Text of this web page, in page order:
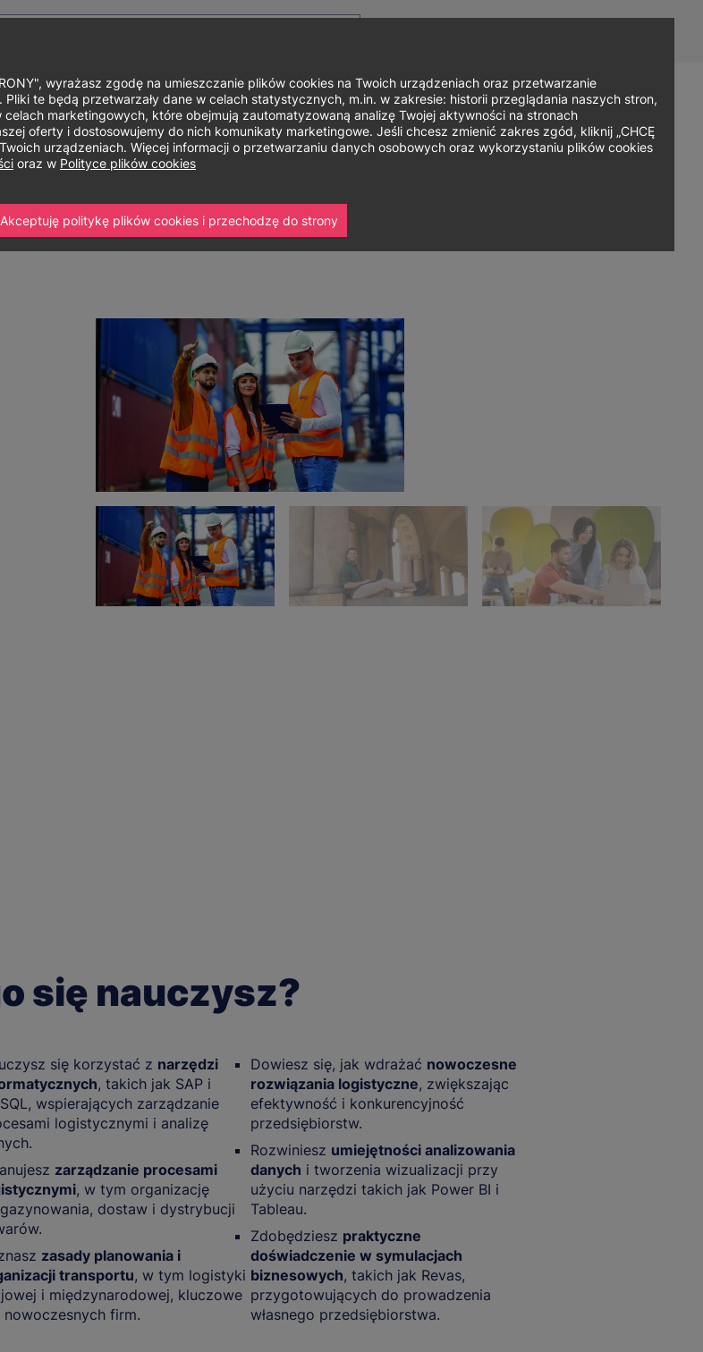
menu
uniwersytecie Studia i szkolenia Nauka i badania Współpraca Strefa studenta Zapisz się
się nauczysz?
się korzystać z narzędzi
, takich jak SAP i
wspierających zarządzanie
logistycznymi i analizę
zarządzanie procesami
, w tym organizację
dostaw i dystrybucji
zasady planowania i
transportu, w tym logistyki
i międzynarodowej, kluczowe
nowoczesnych firm.
Dowiesz się, jak wdrażać nowoczesne
rozwiązania logistyczne, zwiększając
efektywność i konkurencyjność
przedsiębiorstw.
Rozwiniesz umiejętności analizowania
danych i tworzenia wizualizacji przy
użyciu narzędzi takich jak Power BI i
Tableau.
Zdobędziesz praktyczne
doświadczenie w symulacjach
biznesowych, takich jak Revas,
przygotowujących do prowadzenia
własnego przedsiębiorstwa.
wyrażasz zgodę na umieszczanie plików cookies na Twoich urządzeniach oraz przetwarzanie
te będą przetwarzały dane w celach statystycznych, m.in. w zakresie: historii przeglądania naszych stron,
marketingowych, które obejmują zautomatyzowaną analizę Twojej aktywności na stronach
oferty i dostosowujemy do nich komunikaty marketingowe. Jeśli chcesz zmienić zakres zgód, kliknij „CHCĘ
urządzeniach. Więcej informacji o przetwarzaniu danych osobowych oraz wykorzystaniu plików cookies
oraz w Polityce plików cookies
Akceptuję politykę plików cookies i przechodzę do strony